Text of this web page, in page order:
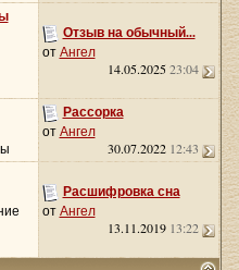
Отзыв на обычный...
отАнгел
14.05.202523:04
Рассорка
отАнгел
30.07.2022 12:43
Расшифровка сна
отАнгел
13.11.2019 13:22